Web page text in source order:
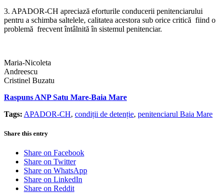
3. APADOR-CH apreciază eforturile conducerii penitenciarului
pentru a schimba saltelele, calitatea acestora sub orice critică fiind o
problemă frecvent întâlnită în sistemul penitenciar.
Maria-Nicoleta
Andreescu
Cristinel Buzatu
Raspuns ANP Satu Mare-Baia Mare
Tags: APADOR-CH, condiții de detenție, penitenciarul Baia Mare
Share this entry
Share on Facebook
Share on Twitter
Share on WhatsApp
Share on LinkedIn
Share on Reddit